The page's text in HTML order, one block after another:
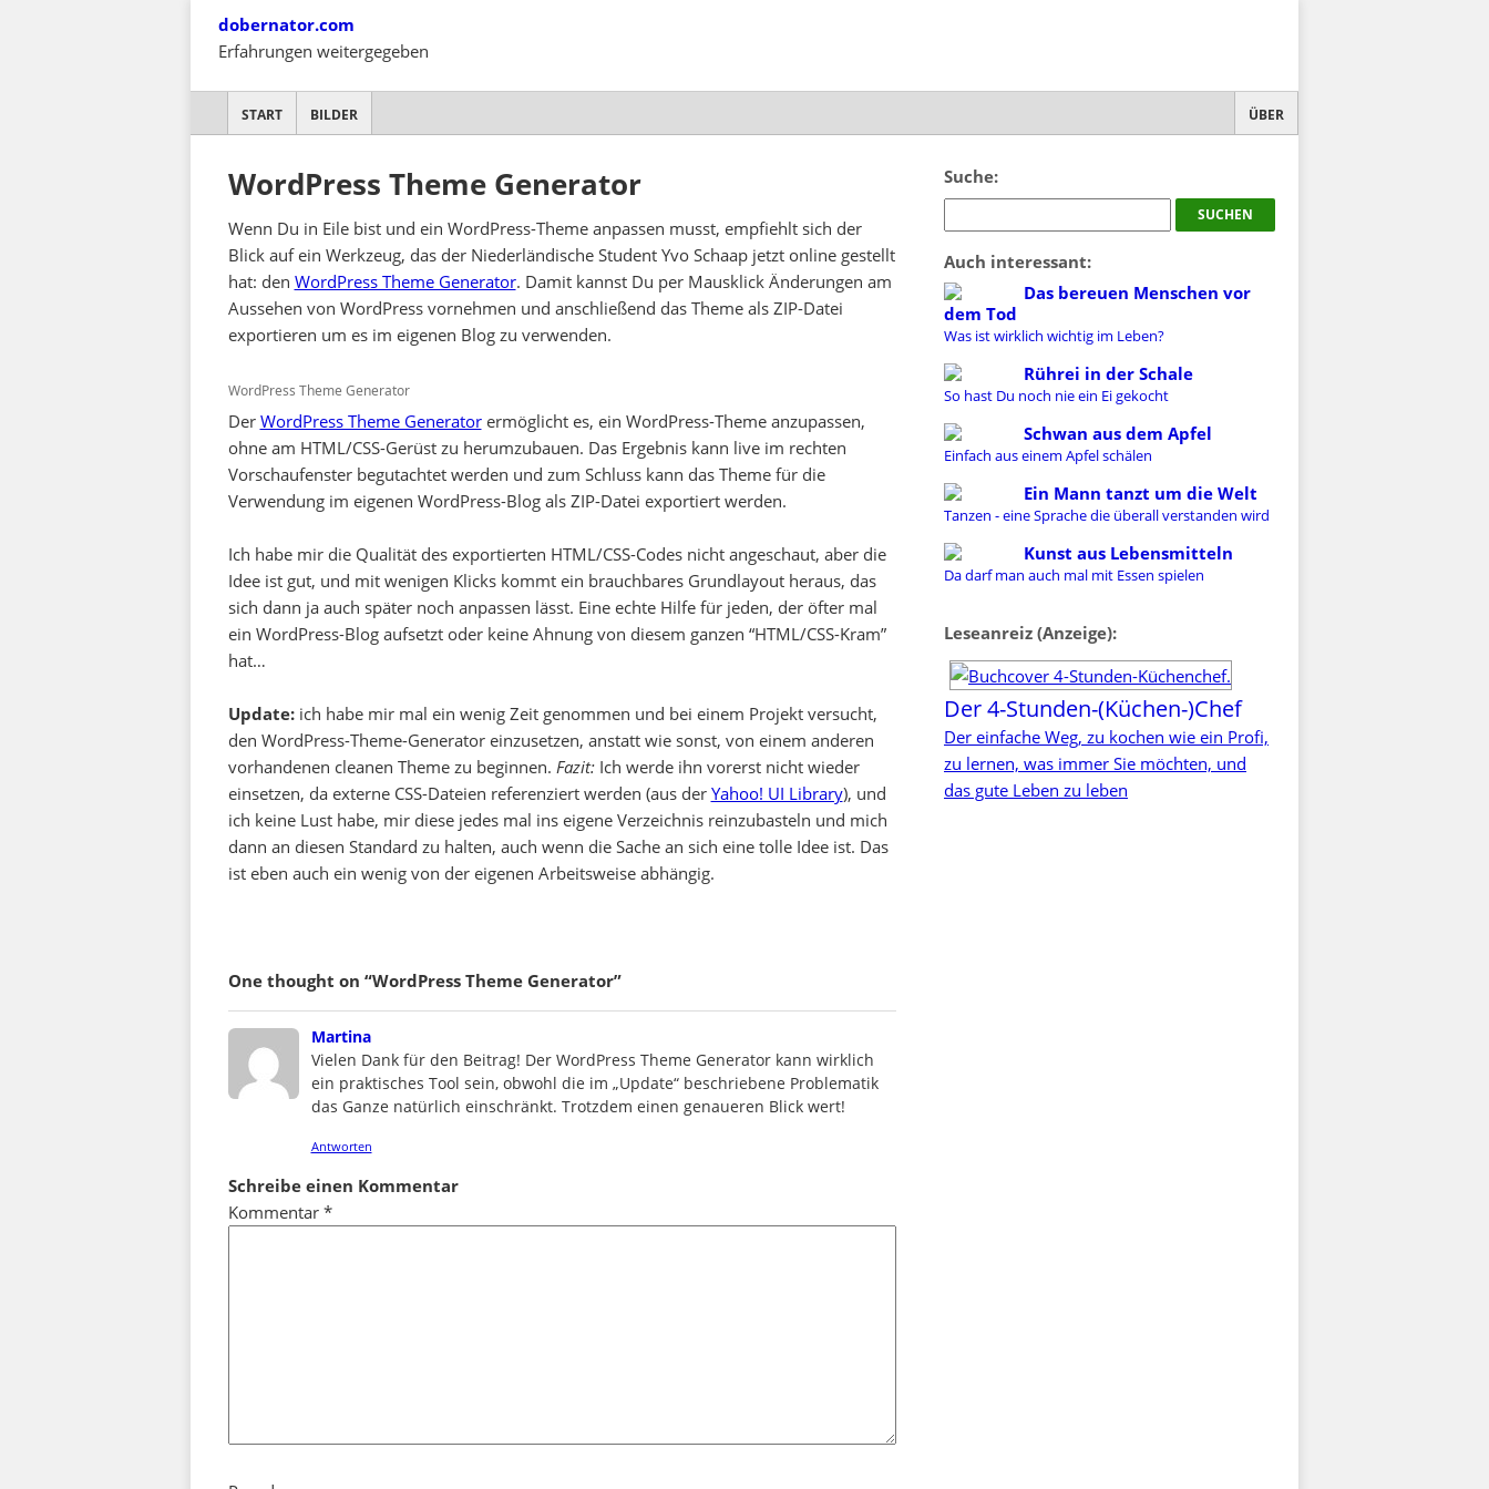
dobernator.com
Erfahrungen weitergegeben
SKIP TO CONTENT
START BILDER ÜBER
WordPress Theme Generator
Wenn Du in Eile bist und ein WordPress-Theme anpassen musst, empfiehlt sich der
Blick auf ein Werkzeug, das der Niederländische Student Yvo Schaap jetzt online gestellt
hat: den WordPress Theme Generator. Damit kannst Du per Mausklick Änderungen am
Aussehen von WordPress vornehmen und anschließend das Theme als ZIP-Datei
exportieren um es im eigenen Blog zu verwenden.
WordPress Theme Generator
Der WordPress Theme Generatorermöglicht es, ein WordPress-Theme anzupassen,
ohne am HTML/CSS-Gerüst zu herumzubauen. Das Ergebnis kann live im rechten
Vorschaufenster begutachtet werden und zum Schluss kann das Theme für die
Verwendung im eigenen WordPress-Blog als ZIP-Datei exportiert werden.
Ich habe mir die Qualität des exportierten HTML/CSS-Codes nicht angeschaut, aber die
Idee ist gut, und mit wenigen Klicks kommt ein brauchbares Grundlayout heraus, das
sich dann ja auch später noch anpassen lässt. Eine echte Hilfe für jeden, der öfter mal
ein WordPress-Blog aufsetzt oder keine Ahnung von diesem ganzen “HTML/CSS-Kram”
hat…
Update:ich habe mir mal ein wenig Zeit genommen und bei einem Projekt versucht,
den WordPress-Theme-Generator einzusetzen, anstatt wie sonst, von einem anderen
vorhandenen cleanen Theme zu beginnen. Fazit:Ich werde ihn vorerst nicht wieder
einsetzen, da externe CSS-Dateien referenziert werden (aus der Yahoo! UI Library), und
ich keine Lust habe, mir diese jedes mal ins eigene Verzeichnis reinzubasteln und mich
dann an diesen Standard zu halten, auch wenn die Sache an sich eine tolle Idee ist. Das
ist eben auch ein wenig von der eigenen Arbeitsweise abhängig.
One thought on “WordPress Theme Generator”
Martinasays:
Vielen Dank für den Beitrag! Der WordPress Theme Generator kann wirklich
ein praktisches Tool sein, obwohl die im „Update“ beschriebene Problematik
das Ganze natürlich einschränkt. Trotzdem einen genaueren Blick wert!
Antworten
Schreibe einen Kommentar
Kommentar *
Suche:
Auch interessant:
Das bereuen Menschen vor
dem Tod
Was ist wirklich wichtig im Leben?
Rührei in der Schale
So hast Du noch nie ein Ei gekocht
Schwan aus dem Apfel
Einfach aus einem Apfel schälen
Ein Mann tanzt um die Welt
Tanzen - eine Sprache die überall verstanden wird
Kunst aus Lebensmitteln
Da darf man auch mal mit Essen spielen
Leseanreiz (Anzeige):
Der 4-Stunden-(Küchen-)Chef
Der einfache Weg, zu kochen wie ein Profi,
zu lernen, was immer Sie möchten, und
das gute Leben zu leben